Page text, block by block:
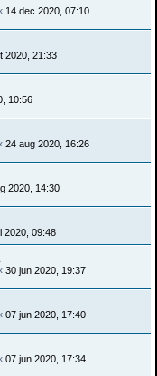
14 dec 2020, 07:10
2020, 21:33
10:56
24 aug 2020, 16:26
2020, 14:30
2020, 09:48
30 jun 2020, 19:37
07 jun 2020, 17:40
07 jun 2020, 17:34